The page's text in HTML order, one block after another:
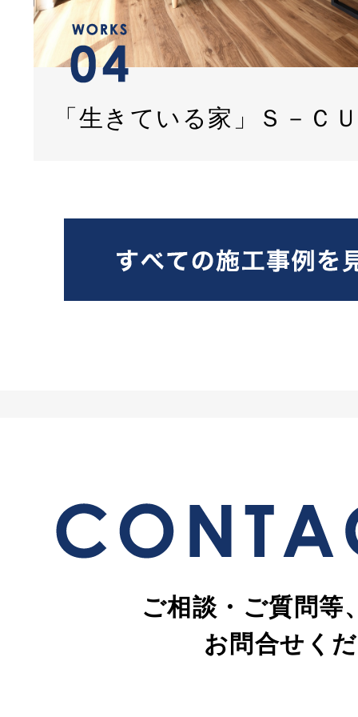
「生きている家」Ｓ－Ｃ
ご相談・ご質問等
お問合せく